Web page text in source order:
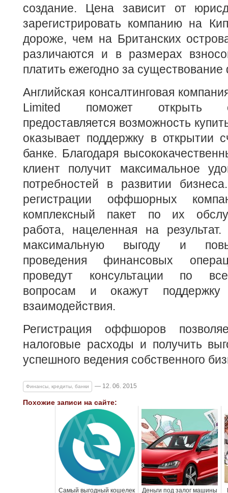
создание. Цена зависит от
зарегистрировать компанию на
дороже, чем на Британских
различаются и в размерах
платить ежегодно за
Английская консалтинговая
Limited поможет открыть
предоставляется возможность
оказывает поддержку в открытии
банке. Благодаря
клиент получит максимальное
потребностей в развитии
регистрации оффшорных
комплексный пакет по их
работа, нацеленная на
максимальную выгоду и
проведения финансовых
проведут консультации по
вопросам и окажут
взаимодействия.
Регистрация оффшоров
налоговые расходы и получить
успешного ведения собственного
Финансы, кредиты, банки — 12. 06. 2015
Похожие записи на сайте:
Самый выгодный кошелек
Деньги под залог машины